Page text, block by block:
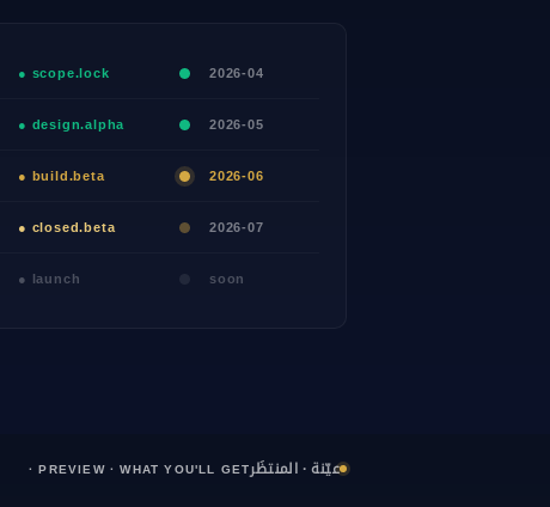
2026-04
● scope.lock
2026-05
● design.alpha
2026-06
● build.beta
2026-07
● closed.beta
soon
● launch
عيّنة · المنتظَر· PREVIEW · WHAT YOU'LL GET